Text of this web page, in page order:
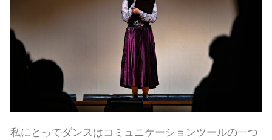
私にとってダンスはコミュニケーションツールの一つ